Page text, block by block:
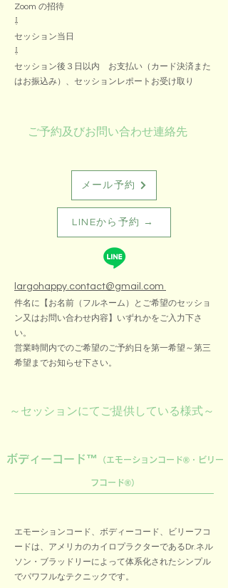
Zoom の招待
⇩
セッション当日
⇩
セッション後３日以内 お支払い（カード決済また
はお振込み）、セッションレポートお受け取り
ご予約及びお問い合わせ連絡先
メール予約
LINEから予約 →
largohappy.contact@gmail.com
件名に【お名前（フルネーム）とご希望のセッショ
ン又はお問い合わせ内容】いずれかをご入力下さ
い。
営業時間内でのご希望のご予約日を第一希望～第三
希望までお知らせ下さい。
～セッションにてご提供している様式～
​ボディーコード™ （エモーションコード®・ビリー
フコード®）
エモーションコード、ボディーコード、ビリーフコ
ードは、アメリカのカイロプラクターであるDr.ネル
ソン・ブラッドリーによって体系化されたシンプル
でパワフルなテクニックです。